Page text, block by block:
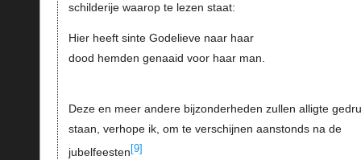
schilderije waarop te lezen staat:
Hier heeft sinte Godelieve naar haar
dood hemden genaaid voor haar man.
Deze en meer andere bijzonderheden zullen alligte
staan, verhope ik, om te verschijnen aanstonds na de
jubelfeesten [9]